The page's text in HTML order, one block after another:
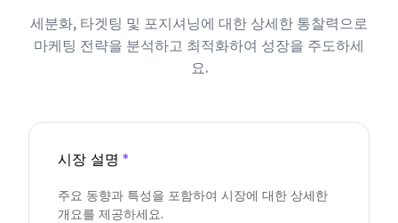
세분화, 타겟팅 및 포지셔닝에 대한 상세한 통찰력으로
마케팅 전략을 분석하고 최적화하여 성장을 주도하세
요.
시장 설명 *
주요 동향과 특성을 포함하여 시장에 대한 상세한
개요를 제공하세요.